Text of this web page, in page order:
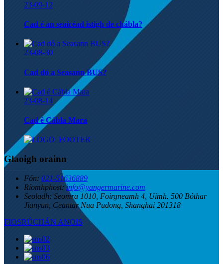
23-09-12
Cad é an seaicéad istigh de chábla?
23-08-30
Cad dó a Seasann BUS?
23-08-14
Cad é Cábla Mara
Glaoigh orainn
Fón: 021-51636889
Ríomhphost: info@yangermarine.com
Seoladh: Seomra 1010, Foirgneamh 4, Uimh. 500 Bóthar
Jianyun, Ceantar Nua Pudong, Shanghai 201318
FIOSRÚCHÁN ANOIS